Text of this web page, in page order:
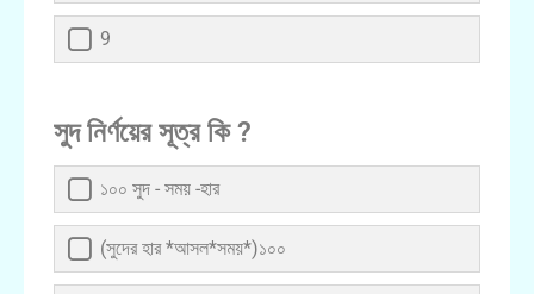
9
সুদ নির্ণয়ের সূত্র কি ?
১০০ সুদ - সময় -হার
(সুদের হার *আসল*সময়*)১০০